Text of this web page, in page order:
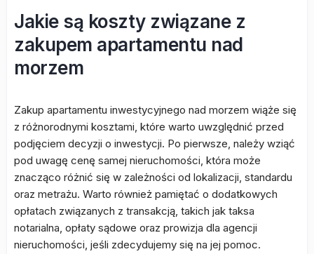
Jakie są koszty związane z
zakupem apartamentu nad
morzem
Zakup apartamentu inwestycyjnego nad morzem wiąże się
z różnorodnymi kosztami, które warto uwzględnić przed
podjęciem decyzji o inwestycji. Po pierwsze, należy wziąć
pod uwagę cenę samej nieruchomości, która może
znacząco różnić się w zależności od lokalizacji, standardu
oraz metrażu. Warto również pamiętać o dodatkowych
opłatach związanych z transakcją, takich jak taksa
notarialna, opłaty sądowe oraz prowizja dla agencji
nieruchomości, jeśli zdecydujemy się na jej pomoc.